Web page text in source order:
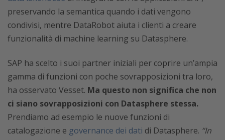
preservando la semantica quando i dati vengono
condivisi, mentre DataRobot aiuta i clienti a creare
funzionalità di machine learning su Datasphere.
SAP ha scelto i suoi partner iniziali per coprire un’ampia
gamma di funzioni con poche sovrapposizioni tra loro,
ha osservato Vesset. Ma questo non significa che non
ci siano sovrapposizioni con Datasphere stessa.
Prendiamo ad esempio le nuove funzioni di
catalogazione e governance dei dati di Datasphere. “In